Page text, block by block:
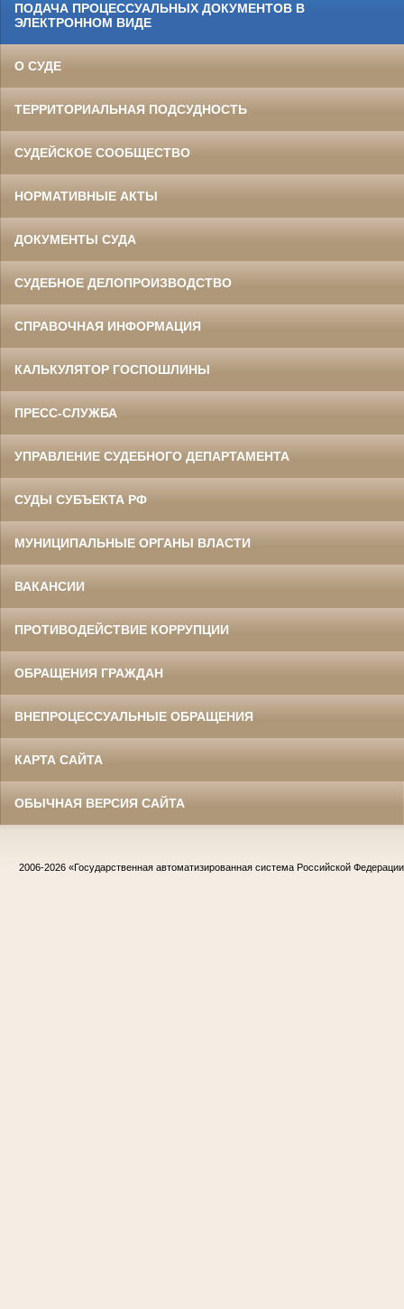
ПОДАЧА ПРОЦЕССУАЛЬНЫХ ДОКУМЕНТОВ В
ЭЛЕКТРОННОМ ВИДЕ
О СУДЕ
ТЕРРИТОРИАЛЬНАЯ ПОДСУДНОСТЬ
СУДЕЙСКОЕ СООБЩЕСТВО
НОРМАТИВНЫЕ АКТЫ
ДОКУМЕНТЫ СУДА
СУДЕБНОЕ ДЕЛОПРОИЗВОДСТВО
СПРАВОЧНАЯ ИНФОРМАЦИЯ
КАЛЬКУЛЯТОР ГОСПОШЛИНЫ
ПРЕСС-СЛУЖБА
УПРАВЛЕНИЕ СУДЕБНОГО ДЕПАРТАМЕНТА
СУДЫ СУБЪЕКТА РФ
МУНИЦИПАЛЬНЫЕ ОРГАНЫ ВЛАСТИ
ВАКАНСИИ
ПРОТИВОДЕЙСТВИЕ КОРРУПЦИИ
ОБРАЩЕНИЯ ГРАЖДАН
ВНЕПРОЦЕССУАЛЬНЫЕ ОБРАЩЕНИЯ
КАРТА САЙТА
ОБЫЧНАЯ ВЕРСИЯ САЙТА
2006-2026 «Государственная автоматизированная система Российской